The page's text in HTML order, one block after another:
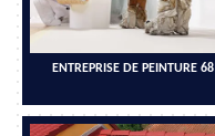
ENTREPRISE DE PEINTURE 68